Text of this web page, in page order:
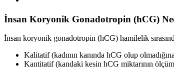
İnsan Koryonik Gonadotropin (hCG)
İnsan koryonik gonadotropin (hCG) hamilelik
Kalitatif (kadının kanında hCG olup
Kantitatif (kandaki kesin hCG miktarının